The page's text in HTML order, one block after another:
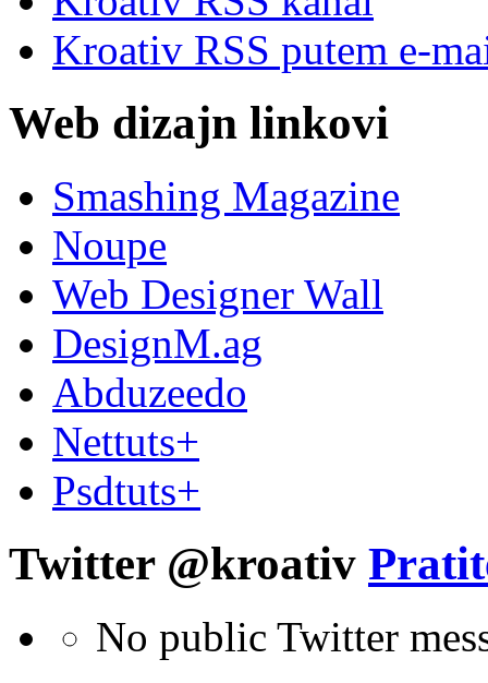
Kroativ RSS putem e-
Web dizajn linkovi
Smashing Magazine
Noupe
Web Designer Wall
DesignM.ag
Abduzeedo
Nettuts+
Psdtuts+
Twitter @kroativ
No public Twitter